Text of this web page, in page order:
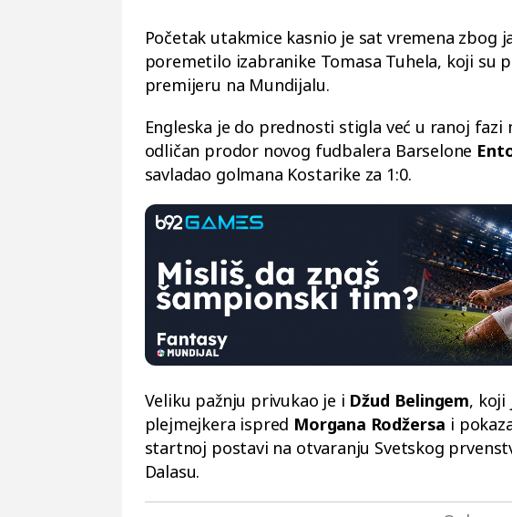
Početak utakmice kasnio je sat vremena zbog
poremetilo izabranike Tomasa Tuhela, koji su
premijeru na Mundijalu.
Engleska je do prednosti stigla već u ranoj fazi
odličan prodor novog fudbalera Barselone
savladao golmana Kostarike za 1:0.
Veliku pažnju privukao je i Džud Belingem, koji
plejmejkera ispred Morgana Rodžersa i
startnoj postavi na otvaranju Svetskog
Dalasu.